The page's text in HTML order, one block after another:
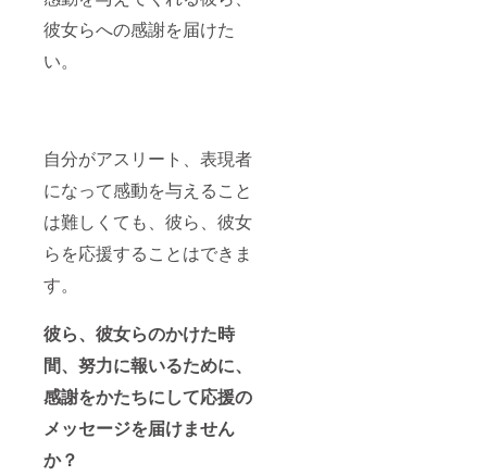
彼女らへの感謝を届けた
い。
自分がアスリート、表現者
になって感動を与えること
は難しくても、彼ら、彼女
らを応援することはできま
す。
彼ら、彼女らのかけた時
間、努力に報いるために、
感謝をかたちにして応援の
メッセージを届けません
か？